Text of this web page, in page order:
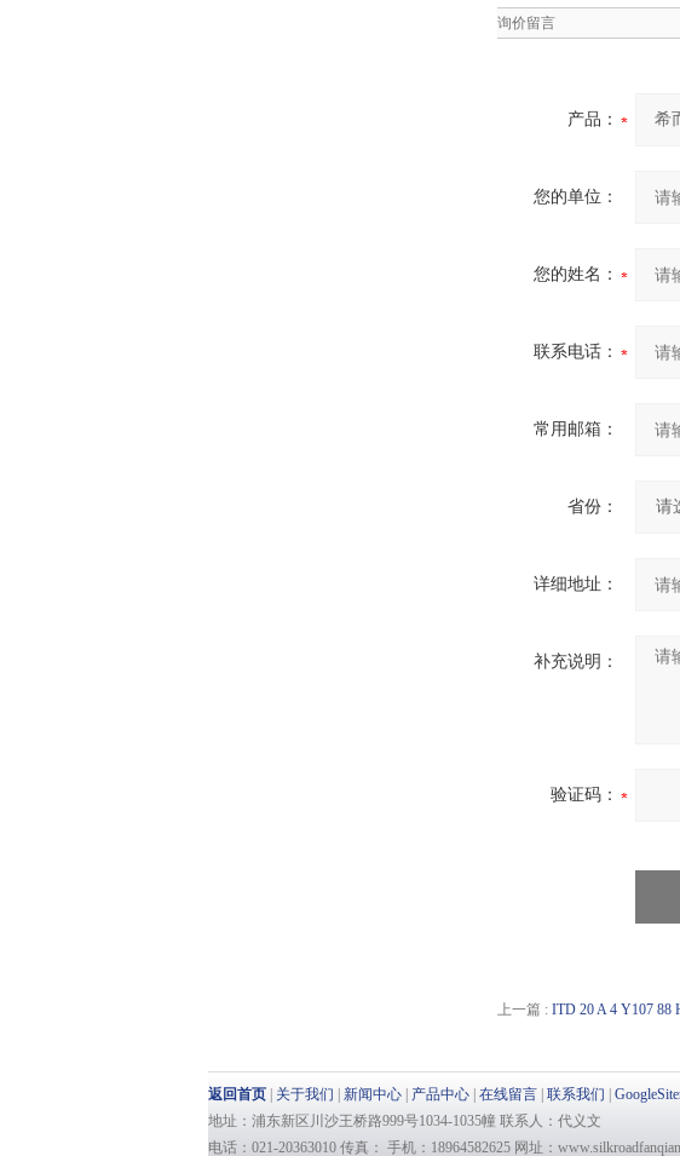
询价留言
产品：
您的单位：
您的姓名：
联系电话：
常用邮箱：
省份：
详细地址：
补充说明：
验证码：
上一篇 : ITD 20 A 4 Y107
返回首页 关于我们 新闻中心 产品中心 在线留言 联系我们
地址：浦东新区川沙王桥路999号1034-1035幢 联系人：代义文
电话：021-20363010 传真： 手机：18964582625 网址：